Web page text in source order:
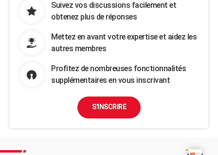
Suivez vos discussions facilement et
obtenez plus de réponses
Mettez en avant votre expertise et aidez les
autres membres
Profitez de nombreuses fonctionnalités
supplémentaires en vous inscrivant
S'INSCRIRE